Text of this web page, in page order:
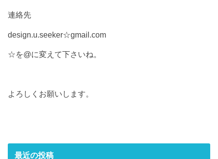
連絡先
design.u.seeker☆gmail.com
☆を@に変えて下さいね。
よろしくお願いします。
最近の投稿